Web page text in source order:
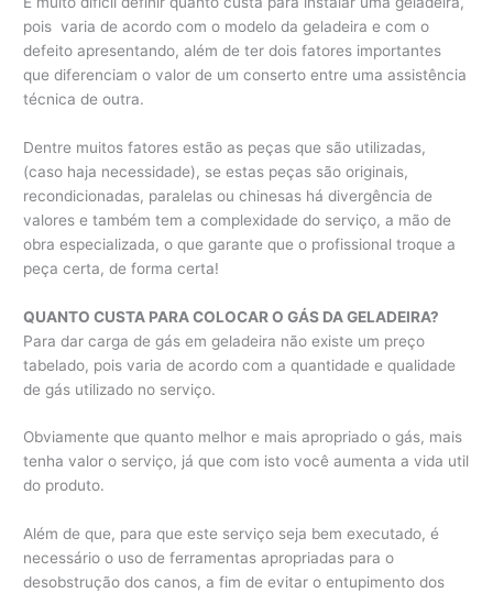
pois varia de acordo com o modelo da geladeira e com o
defeito apresentando, além de ter dois fatores importantes
que diferenciam o valor de um conserto entre uma assistência
técnica de outra.
Dentre muitos fatores estão as peças que são utilizadas,
(caso haja necessidade), se estas peças são originais,
recondicionadas, paralelas ou chinesas há divergência de
valores e também tem a complexidade do serviço, a mão de
obra especializada, o que garante que o profissional troque a
peça certa, de forma certa!
QUANTO CUSTA PARA COLOCAR O GÁS DA GELADEIRA?
Para dar carga de gás em geladeira não existe um preço
tabelado, pois varia de acordo com a quantidade e qualidade
de gás utilizado no serviço.
Obviamente que quanto melhor e mais apropriado o gás, mais
tenha valor o serviço, já que com isto você aumenta a vida util
do produto.
Além de que, para que este serviço seja bem executado, é
necessário o uso de ferramentas apropriadas para o
desobstrução dos canos, a fim de evitar o entupimento dos